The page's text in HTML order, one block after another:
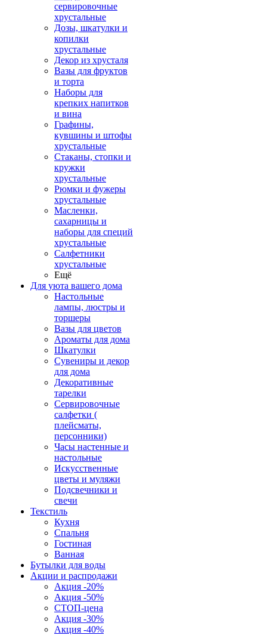
сервировочные
хрустальные
Дозы, шкатулки и
копилки
хрустальные
Декор из хрусталя
Вазы для фруктов
и торта
Наборы для
крепких напитков
и вина
Графины,
кувшины и штофы
хрустальные
Стаканы, стопки и
кружки
хрустальные
Рюмки и фужеры
хрустальные
Масленки,
сахарницы и
наборы для специй
хрустальные
Салфетники
хрустальные
Ещё
Для уюта вашего дома
Настольные
лампы, люстры и
торшеры
Вазы для цветов
Ароматы для дома
Шкатулки
Сувениры и декор
для дома
Декоративные
тарелки
Сервировочные
салфетки (
плейсматы,
персонники)
Часы настенные и
настольные
Искусственные
цветы и муляжи
Подсвечники и
свечи
Текстиль
Кухня
Спальня
Гостиная
Ванная
Бутылки для воды
Акции и распродажи
Акция -20%
Акция -50%
СТОП-цена
Акция -30%
Акция -40%